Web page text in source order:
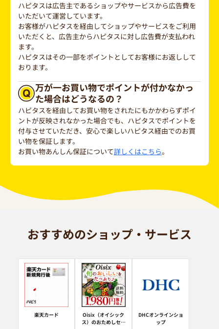
ハピタスは広告主であるショップやサービスから広告費を
いただいて運営しています。
お客様がハピタスを経由してショップやサービスをご利用
いただくと、広告主からハピタスに対し広告費が支払われ
ます。
ハピタスはその一部をポイントとしてお客様にお返しして
おります。
万が一お買い物でポイントが付かなかっ
た場合はどうなるの？
ハピタスを経由してお買い物をされたにもかかわらずポイ
ントが反映されなかった場合でも、ハピタスでポイントを
付与させていただき、安心で楽しいハピタス経由でのお買
い物を保証します。
お買い物あんしん保証について詳しくはこちら。
おすすめのショップ・サービス
楽天カード
Oisix（オイシック
ス）のおためしセッ
DHCオンラインショ
ップ